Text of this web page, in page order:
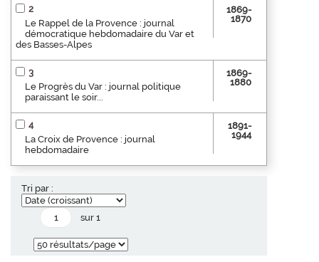
2
Le Rappel de la Provence : journal
démocratique hebdomadaire du Var et
des Basses-Alpes
1869-
1870
3
Le Progrès du Var : journal politique
paraissant le soir...
1869-
1880
4
La Croix de Provence : journal
hebdomadaire
1891-
1944
Tri par :
sur 1